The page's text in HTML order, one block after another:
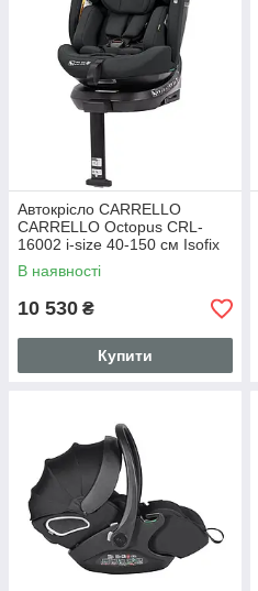
Автокрісло CARRELLO
CARRELLO Octopus CRL-
16002 i-size 40-150 см Isofix
Deepwater Grey, поворот,
опорна стійка
В наявності
10 530 ₴
Купити